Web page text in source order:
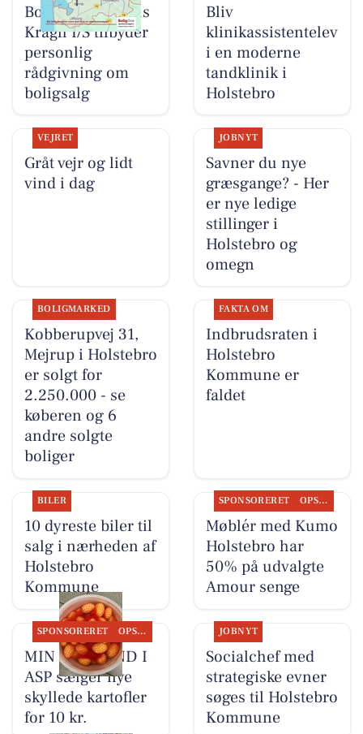
BoligOne Mogens
Kragh I/S tilbyder
personlig
rådgivning om
boligsalg
Bliv
klinikassistentelev
i en moderne
tandklinik i
Holstebro
VEJRET
Gråt vejr og lidt
vind i dag
JOBNYT
Savner du nye
græsgange? - Her
er nye ledige
stillinger i
Holstebro og
omegn
BOLIGMARKED
Kobberupvej 31,
Mejrup i Holstebro
er solgt for
2.250.000 - se
køberen og 6
andre solgte
boliger
FAKTA OM
Indbrudsraten i
Holstebro
Kommune er
faldet
BILER
10 dyreste biler til
salg i nærheden af
Holstebro
Kommune
SPONSORERET OPSLAGSTAVLEN
Møblér med Kumo
Holstebro har
50% på udvalgte
Amour senge
SPONSORERET OPSLAGSTAVLEN
MIN KØBMAND I
ASP sælger nye
skyllede kartofler
for 10 kr.
JOBNYT
Socialchef med
strategiske evner
søges til Holstebro
Kommune